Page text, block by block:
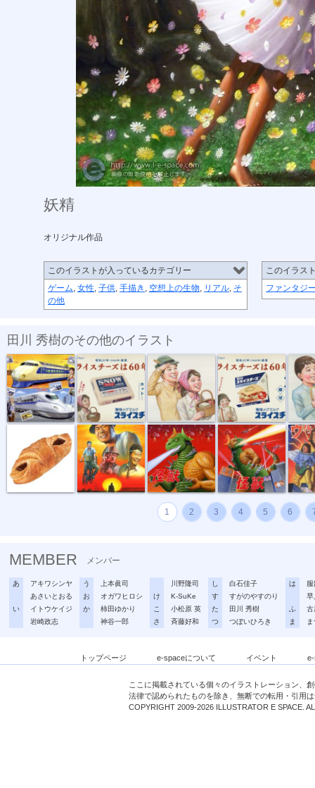
妖精
オリジナル作品
このイラストが入っているカテゴリー
ゲーム, 女性, 子供, 手描き , 空想上の生物, リアル, そ
の他
このイラス
ファンタジ
田川 秀樹のその他のイラスト
時刻表2024年... 雪印スライス... 雪印スライス...
リアル パン... リアルイラス... 肉チョモラン... 肉チョモラン... ウル
1 2 3 4 5 6
MEMBER メンバー
あ
アキワシンヤ
あさいとおる
い
イトウケイジ
岩崎政志
う
上本眞司
お
オガワヒロシ
か
柿田ゆかり
神谷一郎
川野隆司
け
K-SuKe
こ
小松原 英
さ
斉藤好和
し
白石佳子
す
すがのやすのり
た
田川 秀樹
つ
つぼいひろき
は
早
ふ
古
ま
トップページ e-spaceについて イベント
ここに掲載されている個々のイラストレーション、
法律で認められたものを除き、無断での転用・引用
COPYRIGHT 2009-2026 ILLUSTRATOR E SPACE.